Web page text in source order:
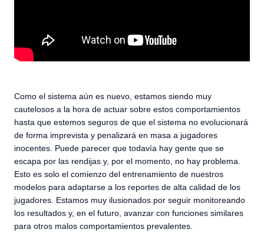
Como el sistema aún es nuevo, estamos siendo muy
cautelosos a la hora de actuar sobre estos comportamientos
hasta que estemos seguros de que el sistema no evolucionará
de forma imprevista y penalizará en masa a jugadores
inocentes. Puede parecer que todavía hay gente que se
escapa por las rendijas y, por el momento, no hay problema.
Esto es solo el comienzo del entrenamiento de nuestros
modelos para adaptarse a los reportes de alta calidad de los
jugadores. Estamos muy ilusionados por seguir monitoreando
los resultados y, en el futuro, avanzar con funciones similares
para otros malos comportamientos prevalentes.